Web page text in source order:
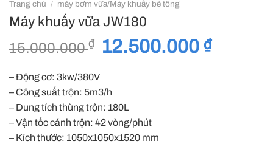
Trang chủ / máy bơm vữa/Máy khuấy bê tông
Máy khuấy vữa JW180
15.000.000₫
Giá
15.000.000 ₫.
12.500.000 ₫Giá
– Động cơ: 3kw/380V
– Công suất trộn: 5m3/h
– Dung tích thùng trộn: 180L
– Vận tốc cánh trộn: 42 vòng/phút
– Kích thước: 1050x1050x1520 mm